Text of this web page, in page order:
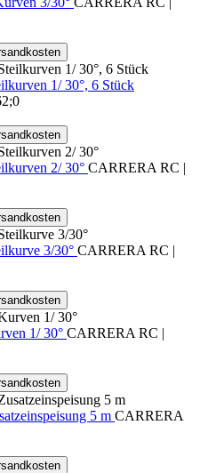
1/ 30°, 6 Stück
2/ 30° CARRERA RC |
3/30° CARRERA RC |
1/ 30° CARRERA RC |
5 m CARRERA